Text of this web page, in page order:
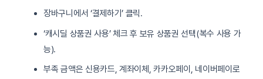
장바구니에서 ‘결제하기’ 클릭.
‘캐시딜 상품권 사용’ 체크 후 보유 상품권 선택(복수 사용 가
능).
부족 금액은 신용카드, 계좌이체, 카카오페이, 네이버페이로